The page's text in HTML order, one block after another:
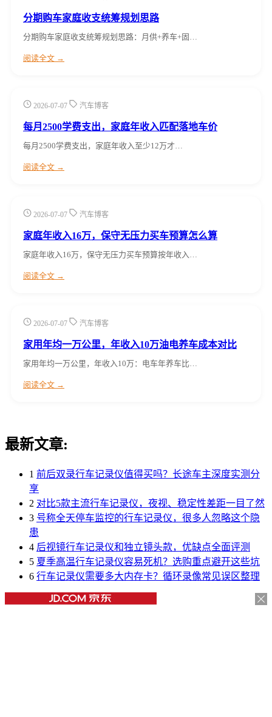
分期购车家庭收支统筹规划思路
分期购车家庭收支统筹规划思路：月供+养车+固…
阅读全文 →
2026-07-07 汽车博客
每月2500学费支出，家庭年收入匹配落地车价
每月2500学费支出，家庭年收入至少12万才…
阅读全文 →
2026-07-07 汽车博客
家庭年收入16万，保守无压力买车预算怎么算
家庭年收入16万，保守无压力买车预算按年收入…
阅读全文 →
2026-07-07 汽车博客
家用年均一万公里，年收入10万油电养车成本对比
家用年均一万公里，年收入10万：电车年养车比…
阅读全文 →
最新文章:
1 前后双录行车记录仪值得买吗？长途车主深度实测分
享
2 对比5款主流行车记录仪，夜视、稳定性差距一目了然
3 号称全天停车监控的行车记录仪，很多人忽略这个隐
患
4 后视镜行车记录仪和独立镜头款，优缺点全面评测
5 夏季高温行车记录仪容易死机？选购重点避开这些坑
6 行车记录仪需要多大内存卡？循环录像常见误区整理